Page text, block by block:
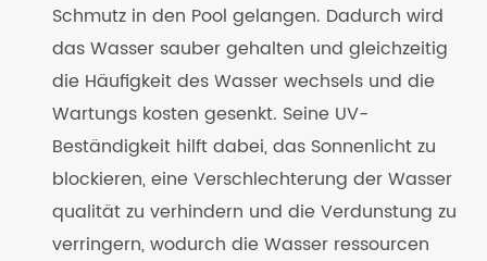
Schmutz in den Pool gelangen. Dadurch wird
das Wasser sauber gehalten und gleichzeitig
die Häufigkeit des Wasser wechsels und die
Wartungs kosten gesenkt. Seine UV-
Beständigkeit hilft dabei, das Sonnenlicht zu
blockieren, eine Verschlechterung der Wasser
qualität zu verhindern und die Verdunstung zu
verringern, wodurch die Wasser ressourcen